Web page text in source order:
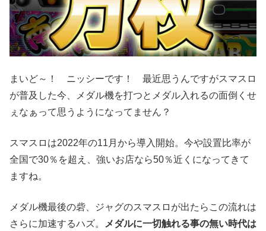
まいど～！ ニッシーです！ 最近思うんですがスマスロ
が普及した今、メダル機を打つとメダル入れるの面倒くせ
ぇなぁって思うようになってません？
スマスロは2022年の11月から導入開始。今や設置比率が
全国で30％を超え、強いお店なら50％近くになってきて
ますね。
メダル機最後の砦、ジャグのスマスロが出たらこの流れは
さらに加速するハズ。
メダルに一切触れる事の無い時代は